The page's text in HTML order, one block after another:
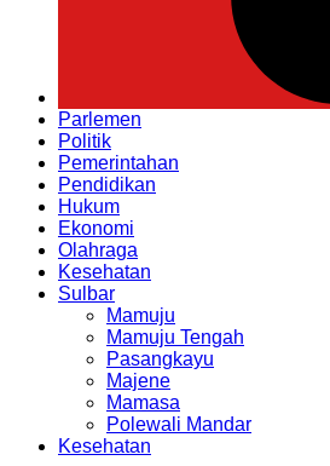
Parlemen
Politik
Pemerintahan
Pendidikan
Hukum
Ekonomi
Olahraga
Kesehatan
Sulbar
Mamuju
Mamuju Tengah
Pasangkayu
Majene
Mamasa
Polewali Mandar
Kesehatan